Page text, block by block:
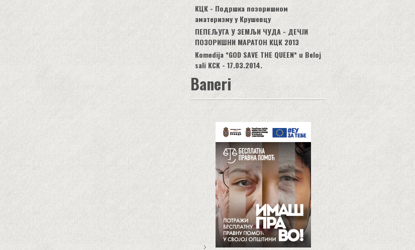
КЦК - Подршка позоришном
аматеризму у Крушевцу
ПЕПЕЉУГА У ЗЕМЉИ ЧУДА - ДЕЧЈИ
ПОЗОРИШНИ МАРАТОН КЦК 2013
Komedija *GOD SAVE THE QUEEN* u Beloj
sali KCK - 17.03.2014.
Baneri